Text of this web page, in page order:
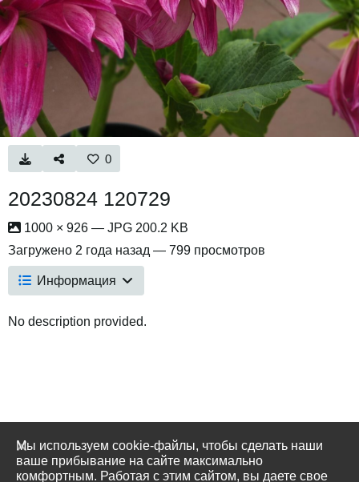
0
20230824 120729
1000 × 926 — JPG 200.2 KB
Загружено 2 года назад — 799 просмотров
Информация
No description provided.
Мы используем cookie-файлы, чтобы сделать наши
ваше прибывание на сайте максимально
комфортным. Работая с этим сайтом, вы даете свое